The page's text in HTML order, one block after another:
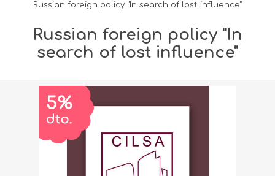
Russian foreign policy "In search of lost influence"
Russian foreign policy "In
search of lost influence"